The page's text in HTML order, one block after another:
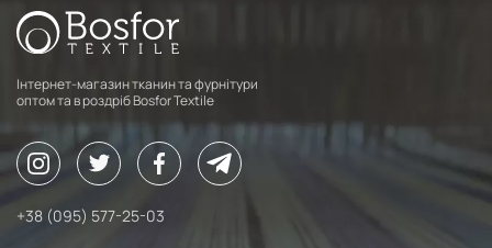
Інтернет-магазин тканин та фурнітури
оптом та в роздріб Bosfor Textile
+38 (095) 577-25-03